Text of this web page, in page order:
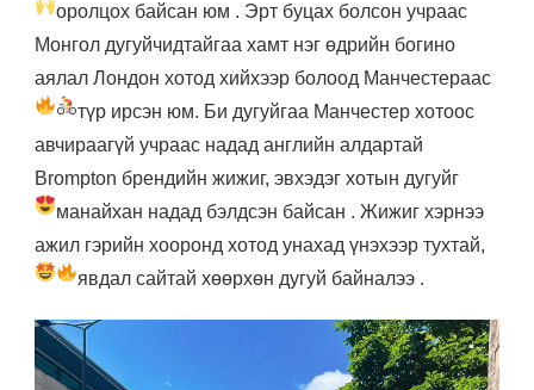
оролцох байсан юм . Эрт буцах болсон учраас
Монгол дугуйчидтайгаа хамт нэг өдрийн богино
аялал Лондон хотод хийхээр болоод Манчестераас
түр ирсэн юм. Би дугуйгаа Манчестер хотоос
авчираагүй учраас надад английн алдартай
Brompton брендийн жижиг, эвхэдэг хотын дугуйг
манайхан надад бэлдсэн байсан . Жижиг хэрнээ
ажил гэрийн хооронд хотод унахад үнэхээр тухтай,
явдал сайтай хөөрхөн дугуй байналээ .